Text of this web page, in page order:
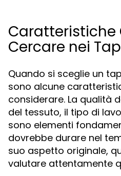
Caratteristiche
Cercare nei
Quando si sceglie un
sono alcune
considerare. La qualità
del tessuto, il tipo di
sono elementi
dovrebbe durare nel
suo aspetto originale,
valutare attentamente